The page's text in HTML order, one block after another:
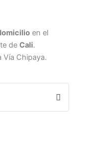
en el
de Cali.
Chipaya.